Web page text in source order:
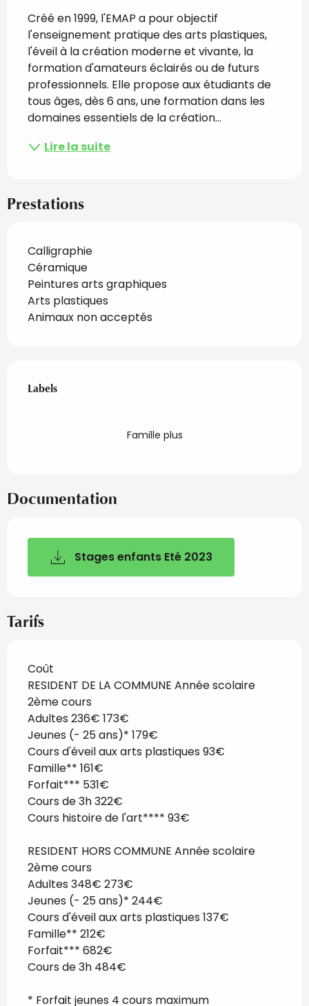
Créé en 1999, l'EMAP a pour objectif
l'enseignement pratique des arts plastiques,
l'éveil à la création moderne et vivante, la
formation d'amateurs éclairés ou de futurs
professionnels. Elle propose aux étudiants de
tous âges, dès 6 ans, une formation dans les
domaines essentiels de la création...
Lire la suite
Prestations
Calligraphie
Céramique
Peintures arts graphiques
Arts plastiques
Animaux non acceptés
Offres de prestations
Labels
Labels
Famille plus
Documentation
Stages enfants Eté 2023
Tarifs
Coût
RESIDENT DE LA COMMUNE Année scolaire
2ème cours
Adultes 236€ 173€
Jeunes (- 25 ans)* 179€
Cours d'éveil aux arts plastiques 93€
Famille** 161€
Forfait*** 531€
Cours de 3h 322€
Cours histoire de l'art**** 93€
RESIDENT HORS COMMUNE Année scolaire
2ème cours
Adultes 348€ 273€
Jeunes (- 25 ans)* 244€
Cours d'éveil aux arts plastiques 137€
Famille** 212€
Forfait*** 682€
Cours de 3h 484€
* Forfait jeunes 4 cours maximum